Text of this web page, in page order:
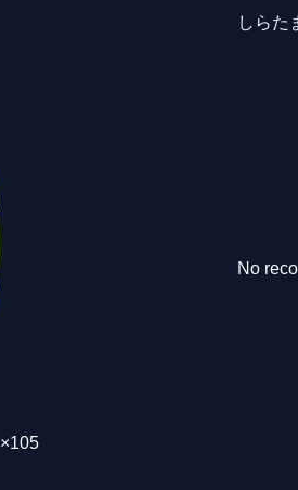
しらた
×105
No